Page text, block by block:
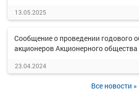
13.05.2025
Сообщение о проведении годового
акционеров Акционерного общества
23.04.2024
Все новости »